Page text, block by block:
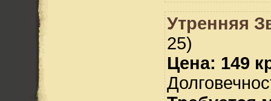
Утренняя
25)
Цена: 149